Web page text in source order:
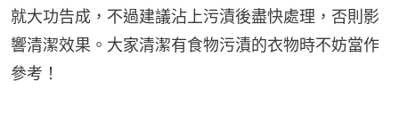
就大功告成，不過建議沾上污漬後盡快處理，否則影
響清潔效果。大家清潔有食物污漬的衣物時不妨當作
參考！